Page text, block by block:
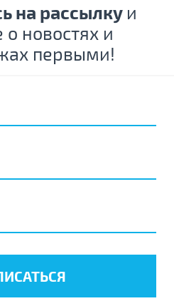
на рассылку и
о новостях и
первыми!